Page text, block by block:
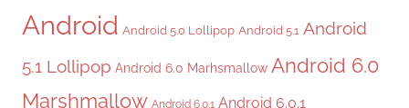
Android Android 5.0 Lollipop Android 5.1 Android
5.1 Lollipop Android 6.0 Marhsmallow Android 6.0
Marshmallow Android 6.0.1 Android 6.0.1